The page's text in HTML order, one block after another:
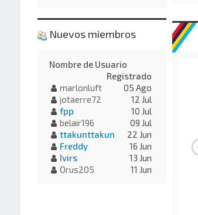
Nuevos miembros
Nombre de Usuario
Registrado
marlonluft
05 Ago
jotaerre72
12 Jul
fpp
10 Jul
belair196
09 Jul
ttakunttakun
22 Jun
Freddy
16 Jun
Ivirs
13 Jun
Orus205
11 Jun